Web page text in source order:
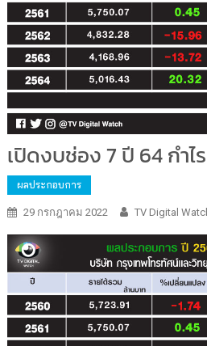
เปิดงบช่อง 7 ปี 64 กำไ
ผลประกอบการ
29 กรกฎาคม 2022 TV Digital